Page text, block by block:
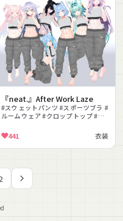
『neat.』After Work Laze
#スウェットパンツ #スポーツブラ #
ルームウェア #クロップトップ #カ
ス #グレー #MA対応 #VRCFury対応
441 衣装